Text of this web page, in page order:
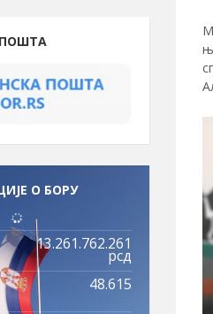
О БОРУ
13.261.762.261
рсд
48.615